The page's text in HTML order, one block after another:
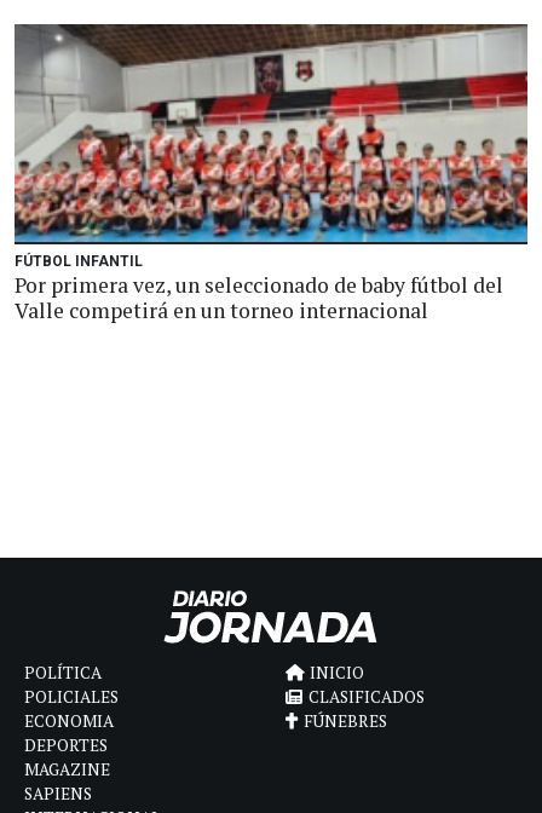
FÚTBOL INFANTIL
Por primera vez, un seleccionado de baby fútbol del
Valle competirá en un torneo internacional
POLÍTICA
POLICIALES
ECONOMIA
DEPORTES
MAGAZINE
SAPIENS
INICIO
CLASIFICADOS
FÚNEBRES